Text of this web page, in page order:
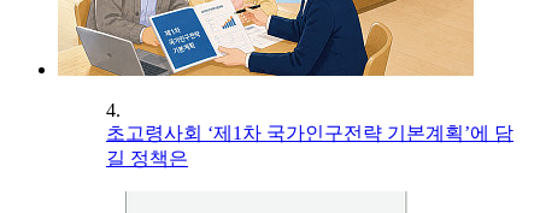
4.
초고령사회 ‘제1차 국가인구전략 기본계획’에 담
길 정책은